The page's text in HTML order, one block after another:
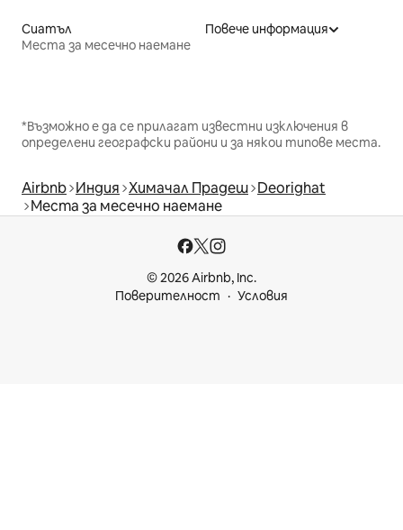
Сиатъл
Места за месечно наемане
Повече информация
*Възможно е да се прилагат известни изключения в
определени географски райони и за някои типове места.
Airbnb Индия Химачал Прадеш Deorighat
Места за месечно наемане
© 2026 Airbnb, Inc.
Поверителност
Условия